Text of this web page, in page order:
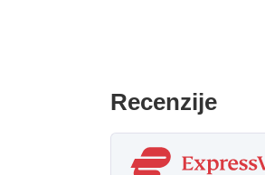
Recenzije